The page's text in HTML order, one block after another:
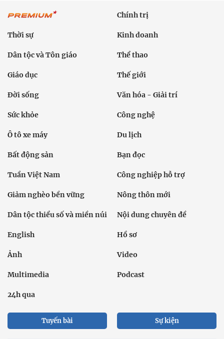
Chính trị
Thời sự Kinh doanh
Dân tộc và Tôn giáo Thể thao
Giáo dục Thế giới
Đời sống Văn hóa - Giải trí
Sức khỏe Công nghệ
Ô tô xe máy Du lịch
Bất động sản Bạn đọc
Tuần Việt Nam Công nghiệp hỗ trợ
Giảm nghèo bền vững Nông thôn mới
Dân tộc thiểu số và miền núi Nội dung chuyên đề
English Hồ sơ
Ảnh Video
Multimedia Podcast
24h qua
Tuyến bài Sự kiện